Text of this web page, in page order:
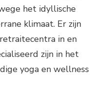
het idyllische
klimaat. Er zijn
in en
zijn in het
yoga en wellness